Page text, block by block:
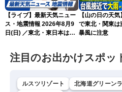
【ライブ】最新天気ニュー
ス・地震情報 2026年8月9
日(日) ／東北・東日本は急
衣／芳野達郎〉
【山の日の天
で東北・関東は
暴風に注意
注目のお出かけスポッ
ルスツリゾート 北海道グリーン